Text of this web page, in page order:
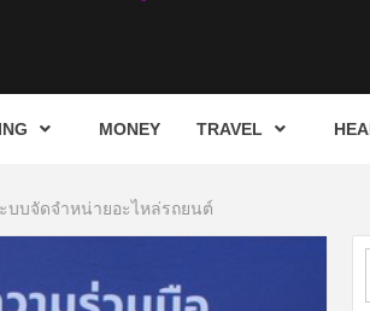
MONEY TRAVEL
บบจัดจำหน่ายอะไหล่รถยนต์